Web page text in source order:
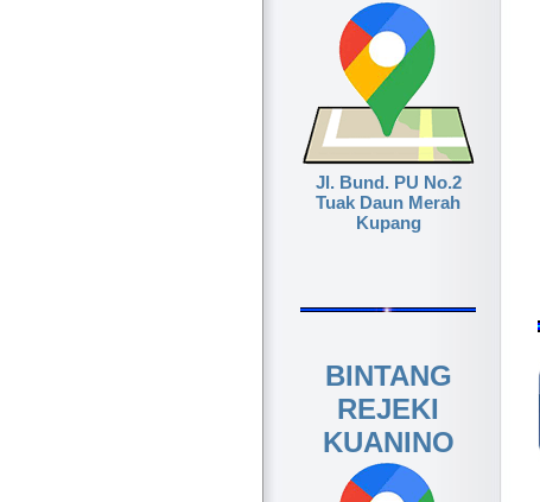
Jl. Bund. PU No.2
Tuak Daun Merah
Kupang
BINTANG
REJEKI
KUANINO